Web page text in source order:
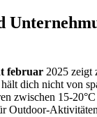
februar 2025 zeigt
dich nicht von
zwischen 15-
Outdoor-